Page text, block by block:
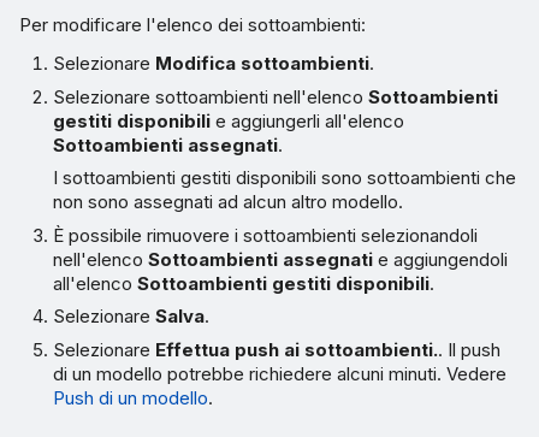
Per modificare l'elenco dei sottoambienti:
Selezionare Modifica sottoambienti.
Selezionare sottoambienti nell'elencoSottoambienti
gestiti disponibili e aggiungerli all'elenco
Sottoambienti assegnati.
I sottoambienti gestiti disponibili sono sottoambienti che
non sono assegnati ad alcun altro modello.
È possibile rimuovere i sottoambienti selezionandoli
nell'elencoSottoambienti assegnati e aggiungendoli
all'elencoSottoambienti gestiti disponibili.
SelezionareSalva.
Selezionare Effettua push ai sottoambienti.. Il push
di un modello potrebbe richiedere alcuni minuti. Vedere
Push di un modello.